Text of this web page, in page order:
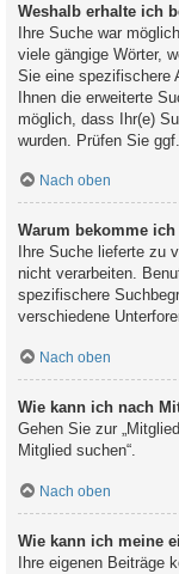
Weshalb erhalte ich
Ihre Suche war
viele gängige Wörter,
Sie eine spezifischere
Ihnen die erweiterte
möglich, dass Ihr(e)
wurden. Prüfen Sie
Nach oben
Warum bekomme
Ihre Suche lieferte zu
nicht verarbeiten.
spezifischere
verschiedene
Nach oben
Wie kann ich nach
Gehen Sie zur
Mitglied suchen“.
Nach oben
Wie kann ich meine
Ihre eigenen Beiträge